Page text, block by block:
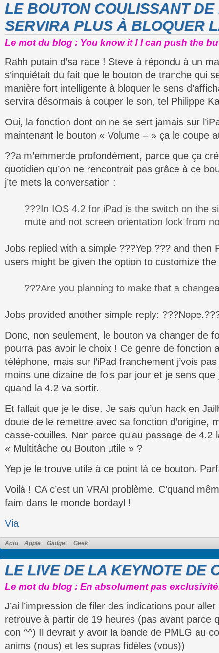
LE BOUTON COULISSANT DE
SERVIRA PLUS À BLOQUER
Le mot du blog : You know it ! I can push the
Rahh putain d’sa race ! Steve à répondu à un
s’inquiétait du fait que le bouton de tranche qui
manière fort intelligente à bloquer le sens
servira désormais à couper le son, tel Philippe
Oui, la fonction dont on ne se sert jamais sur
maintenant le bouton « Volume – » ça le coupe
??a m’emmerde profondément, parce que ça
quotidien qu’on ne rencontrait pas grâce à ce
j’te mets la conversation :
???In IOS 4.2 for iPad is the switch on the
mute and not screen orientation lock from
Jobs replied with a simple ???Yep.??? and then
users might be given the option to customize
???Are you planning to make that a
Jobs provided another simple reply:
Donc, non seulement, le bouton va changer de
pourra pas avoir le choix ! Ce genre de fonction
téléphone, mais sur l’iPad franchement j’vois
moins une dizaine de fois par jour et je sens
quand la 4.2 va sortir.
Et fallait que je le dise. Je sais qu’un hack en
doute de le remettre avec sa fonction d’origine,
casse-couilles. Nan parce qu’au passage de 4.2
« Multitâche ou Bouton utile » ?
Yep je le trouve utile à ce point là ce bouton.
Voilà ! CA c’est un VRAI problème. C’quand
faim dans le monde bordayl !
Via
Actu Apple Gadget Geek
LE LIVE DE LA KEYNOTE DE
Le mot du blog : En absolument pas
J’ai l’impression de filer des indications pour
retrouve à partir de 19 heures (pas avant parce
con ^^) Il devrait y avoir la bande de PMLG au
anims (nous) et les supras fidèles (vous))